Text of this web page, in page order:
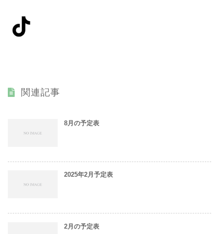
関連記事
8月の予定表
2025年2月予定表
2月の予定表